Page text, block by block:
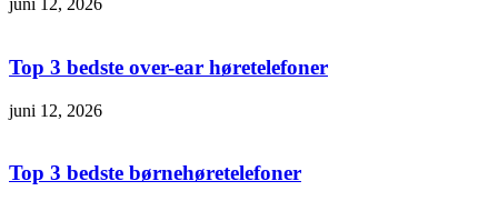
juni 12, 2026
Top 3 bedste over-ear høretelefoner
juni 12, 2026
Top 3 bedste børnehøretelefoner